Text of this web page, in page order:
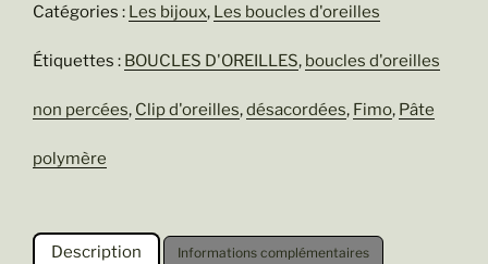
Catégories : Les bijoux, Les boucles d'oreilles
Étiquettes : BOUCLES D'OREILLES, boucles d'oreilles
non percées, Clip d'oreilles,désacordées, Fimo, Pâte
polymère
Description Informations complémentaires